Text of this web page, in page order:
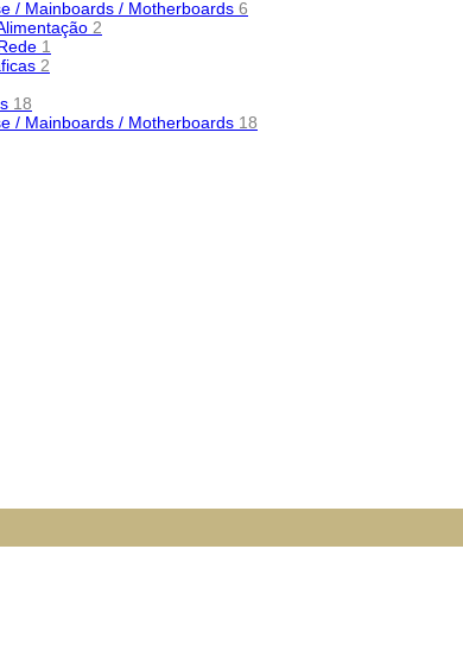
/ Mainboards / Motherboards 6
2
1
2
18
/ Mainboards / Motherboards 18